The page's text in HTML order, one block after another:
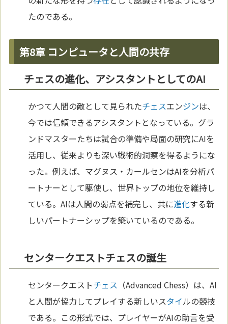
たのである。
第8章 コンピュータと人間の共存
チェスの進化、アシスタントとしてのAI
かつて人間の敵として見られたチェスエンジンは、
今では信頼できるアシスタントとなっている。グラ
ンドマスターたちは試合の準備や局面の研究にAIを
活用し、従来よりも深い戦術的洞察を得るようにな
った。例えば、マグヌス・カールセンはAIを分析パ
ートナーとして駆使し、世界トップの地位を維持し
ている。AIは人間の弱点を補完し、共に進化する新
しいパートナーシップを築いているのである。
センタークエストチェスの誕生
センタークエストチェス （Advanced Chess）は、AI
と人間が協力してプレイする新しいスタイルの競技
である。この形式では、プレイヤーがAIの助言を受